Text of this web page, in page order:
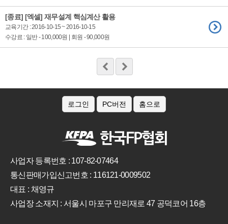
[종료] [엑셀] 재무설계 핵심계산 활용
교육기간 : 2016-10-15 ~ 2016-10-15
수강료 : 일반 - 100,000원 | 회원 - 90,000원
로그인 PC버전 홈으로
사업자 등록번호 : 107-82-07464
통신판매가입신고번호 : 116121-0009502
대표 : 채영규
사업장 소재지 : 서울시 마포구 만리재로 47 공덕코어 16층